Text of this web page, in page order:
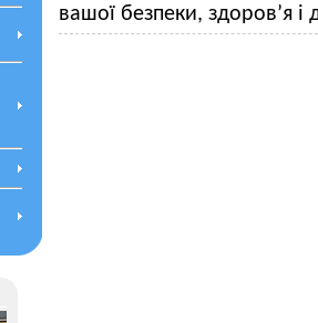
вашої безпеки, здоров’я